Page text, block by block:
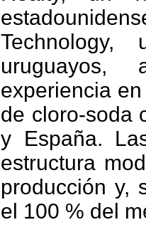
Technology,
uruguayos,
experiencia
de cloro-soda
y España.
estructura
producción y,
el 100 % del